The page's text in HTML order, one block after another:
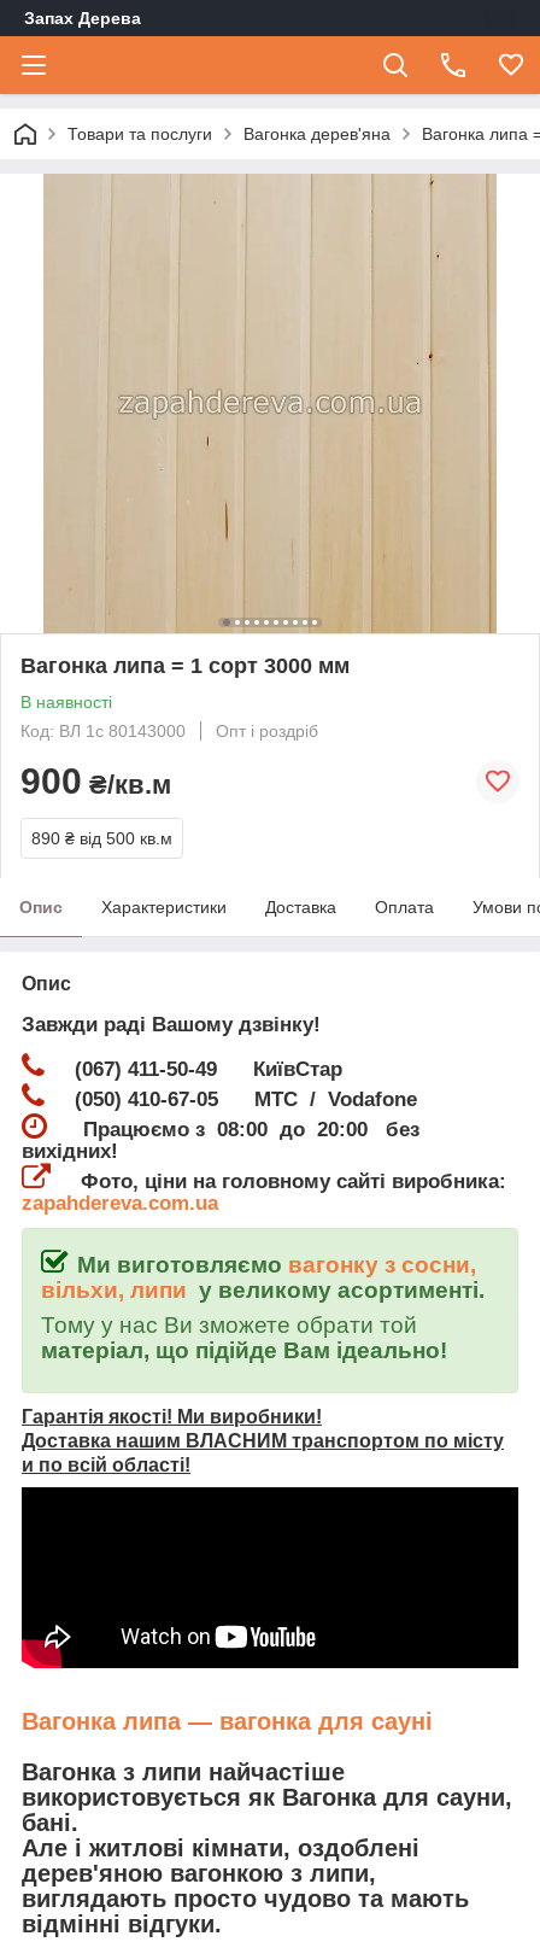
Запах Дерева
Товари та послуги Вагонка дерев'яна Вагонка липа
Вагонка липа = 1 сорт 3000 мм
В наявності
Код: ВЛ 1с 80143000
Опт і роздріб
900 ₴/кв.м
890 ₴ від 500 кв.м
Опис Характеристики Доставка Оплата Умови
Опис
Завжди раді Вашому дзвінку!
(067) 411-50-49 КиївСтар
(050) 410-67-05 МТС / Vodafone
Працюємо з 08:00 до 20:00 без
вихідних!
Фото, ціни на головному сайті виробника:
zapahdereva.com.ua
Ми виготовляємо вагонку з сосни,
вільхи, липи у великому асортименті.
Тому у нас Ви зможете обрати той
матеріал, що підійде Вам ідеально!
Гарантія якості! Ми виробники!
Доставка нашим ВЛАСНИМ транспортом по місту
и по всій області!
Вагонка липа — вагонка для сауні
Вагонка з липи найчастіше
використовується як Вагонка для сауни,
бані.
Але і житлові кімнати, оздоблені
дерев'яною вагонкою з липи,
виглядають просто чудово та мають
відмінні відгуки.